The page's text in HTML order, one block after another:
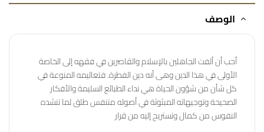
الوصف
أحب أن ألفت الجاهلين بالإسلام والقاصرين في فقهه إلى الخاصة
الأولى في هذا الدين وهى أنه دينالفطرة. فتعاليمه المنوعة في
كل شأن من شؤون الحياة هي نداء الطبائع السليمة والأفكار
الصحيحة وتوجيهاته المبثوثة في أصوله متنفس طلق لما تنشده
النفوس من كمال وتستريح إليه من قرار